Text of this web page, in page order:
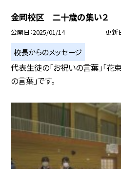
金岡校区 二十歳の集い２
公開日 2025/01/14 更新
校長からのメッセージ
代表生徒の「お祝いの言葉」「花
の言葉」です。